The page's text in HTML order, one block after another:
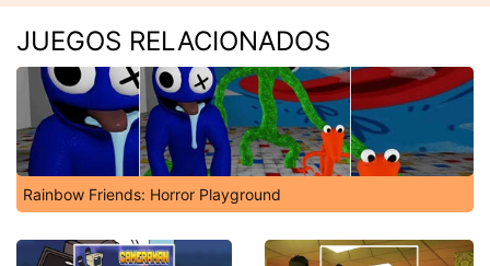
JUEGOS RELACIONADOS
Rainbow Friends: Horror Playground